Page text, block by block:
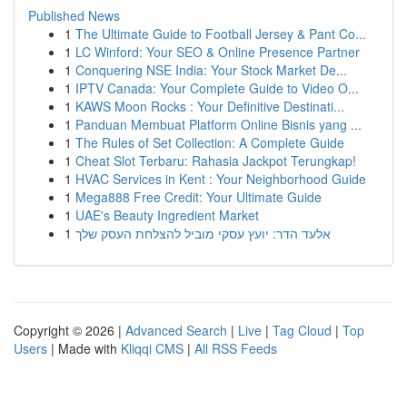
Published News
1 The Ultimate Guide to Football Jersey & Pant Co...
1 LC Winford: Your SEO & Online Presence Partner
1 Conquering NSE India: Your Stock Market De...
1 IPTV Canada: Your Complete Guide to Video O...
1 KAWS Moon Rocks : Your Definitive Destinati...
1 Panduan Membuat Platform Online Bisnis yang ...
1 The Rules of Set Collection: A Complete Guide
1 Cheat Slot Terbaru: Rahasia Jackpot Terungkap!
1 HVAC Services in Kent : Your Neighborhood Guide
1 Mega888 Free Credit: Your Ultimate Guide
1 UAE's Beauty Ingredient Market
1 אלעד הדר: יועץ עסקי מוביל להצלחת העסק שלך
Copyright © 2026 | Advanced Search | Live | Tag Cloud | Top
Users | Made with Kliqqi CMS | All RSS Feeds